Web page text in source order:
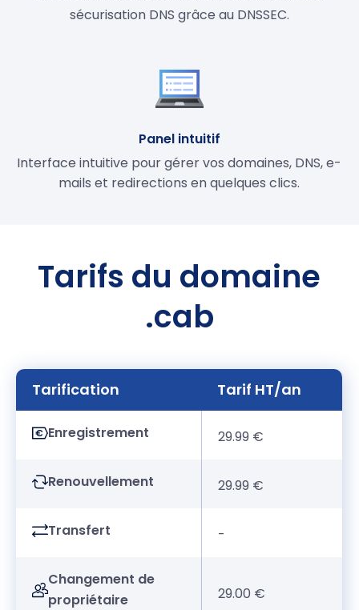
sécurisation DNS grâce au DNSSEC.
Panel intuitif
Interface intuitive pour gérer vos domaines, DNS, e-
mails et redirections en quelques clics.
Tarifs du domaine
.cab
Tarification Tarif HT/an
Enregistrement 29.99 €
Renouvellement 29.99 €
Transfert -
Changement de
propriétaire
29.00 €